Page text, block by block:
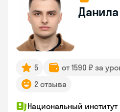
Данила
5 от 1590 ₽ за
2 отзыва
Национальный институт